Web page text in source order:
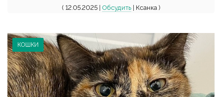
( 12.05.2025 | Обсудить | Ксанка )
КОШКИ